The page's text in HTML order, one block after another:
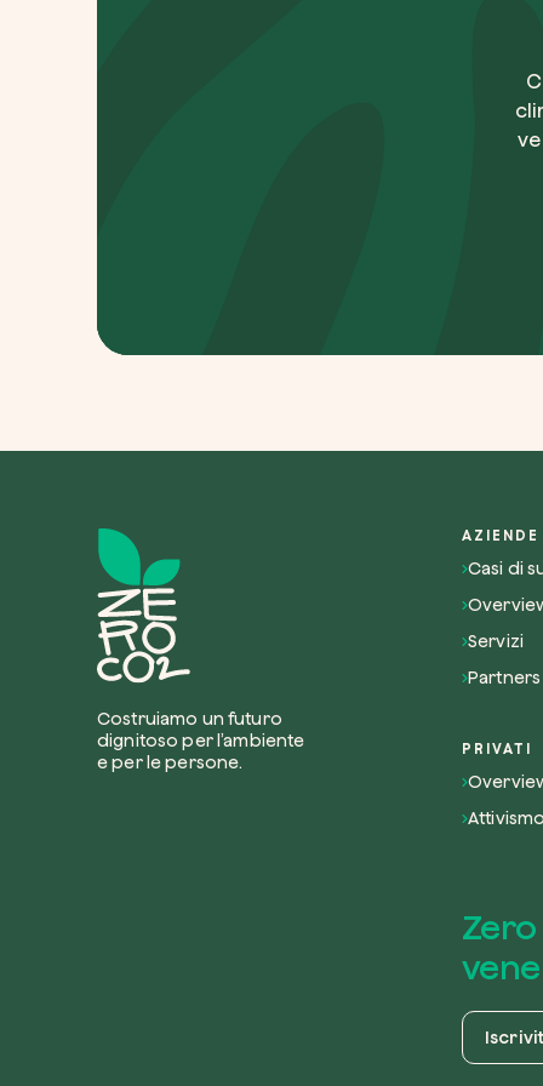
Costruiamo un futuro
dignitoso per l’ambiente
e per le persone.
AZIENDE
Casi di
Servizi
Partners
PRIVATI